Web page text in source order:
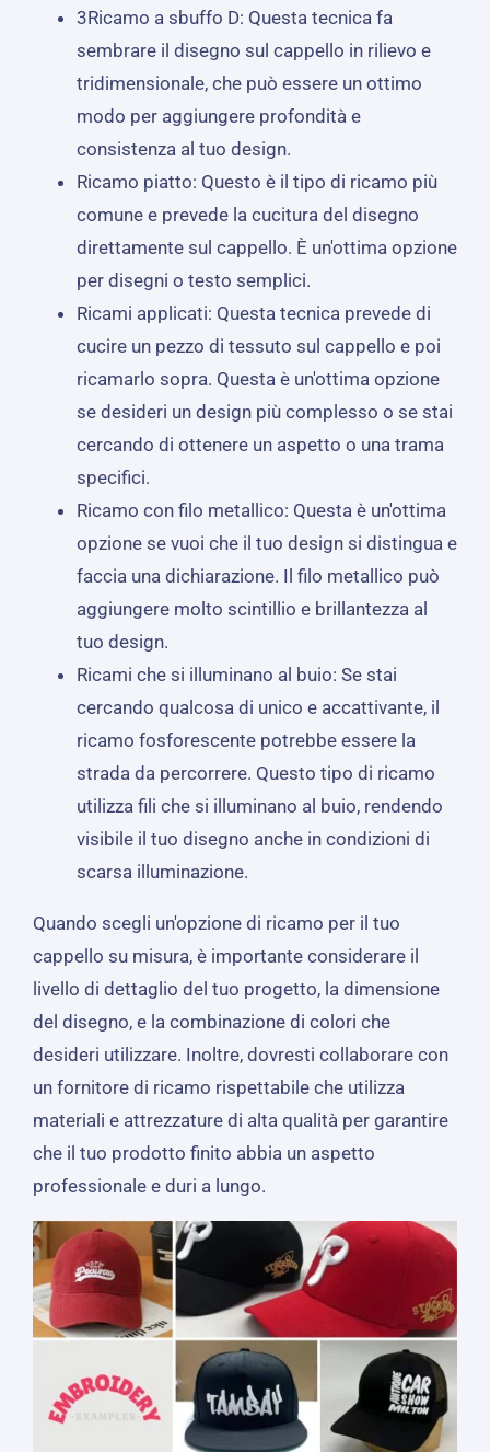
3Ricamo a sbuffo D: Questa tecnica fa
sembrare il disegno sul cappello in rilievo e
tridimensionale, che può essere un ottimo
modo per aggiungere profondità e
consistenza al tuo design.
Ricamo piatto: Questo è il tipo di ricamo più
comune e prevede la cucitura del disegno
direttamente sul cappello. È un'ottima opzione
per disegni o testo semplici.
Ricami applicati: Questa tecnica prevede di
cucire un pezzo di tessuto sul cappello e poi
ricamarlo sopra. Questa è un'ottima opzione
se desideri un design più complesso o se stai
cercando di ottenere un aspetto o una trama
specifici.
Ricamo con filo metallico: Questa è un'ottima
opzione se vuoi che il tuo design si distingua e
faccia una dichiarazione. Il filo metallico può
aggiungere molto scintillio e brillantezza al
tuo design.
Ricami che si illuminano al buio: Se stai
cercando qualcosa di unico e accattivante, il
ricamo fosforescente potrebbe essere la
strada da percorrere. Questo tipo di ricamo
utilizza fili che si illuminano al buio, rendendo
visibile il tuo disegno anche in condizioni di
scarsa illuminazione.
Quando scegli un'opzione di ricamo per il tuo
cappello su misura, è importante considerare il
livello di dettaglio del tuo progetto, la dimensione
del disegno, e la combinazione di colori che
desideri utilizzare. Inoltre, dovresti collaborare con
un fornitore di ricamo rispettabile che utilizza
materiali e attrezzature di alta qualità per garantire
che il tuo prodotto finito abbia un aspetto
professionale e duri a lungo.